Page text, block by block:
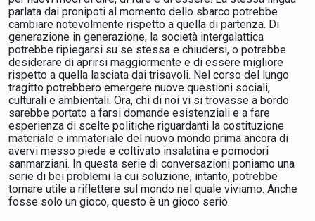
parlata dai pronipoti al momento dello sbarco potrebbe
cambiare notevolmente rispetto a quella di partenza. Di
generazione in generazione, la società intergalattica
potrebbe ripiegarsi su se stessa e chiudersi, o potrebbe
desiderare di aprirsi maggiormente e di essere migliore
rispetto a quella lasciata dai trisavoli. Nel corso del lungo
tragitto potrebbero emergere nuove questioni sociali,
culturali e ambientali. Ora, chi di noi vi si trovasse a bordo
sarebbe portato a farsi domande esistenziali e a fare
esperienza di scelte politiche riguardanti la costituzione
materiale e immateriale del nuovo mondo prima ancora di
avervi messo piede e coltivato insalatina e pomodori
sanmarziani. In questa serie di conversazioni poniamo una
serie di bei problemi la cui soluzione, intanto, potrebbe
tornare utile a riflettere sul mondo nel quale viviamo. Anche
fosse solo un gioco, questo è un gioco serio.